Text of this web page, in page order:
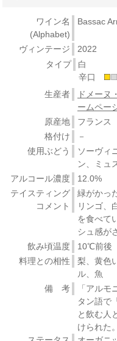
ワイン名
(Alphabet)
Bassac
ヴィンテージ
2022
タイプ
白
辛口
生産者
ドメーヌ
ームペー
原産地
フランス
格付け
－
使用ぶどう
ソーヴィ
ン、ミュ
アルコール濃度
12.0%
テイスティング
コメント
緑がかっ
リンゴ、
を食べて
シュ感が
飲み頃温度
10℃前後
料理との相性
梨、黄色
ル、魚
備 考
「アル
タン語で
と飲む人
けられた。